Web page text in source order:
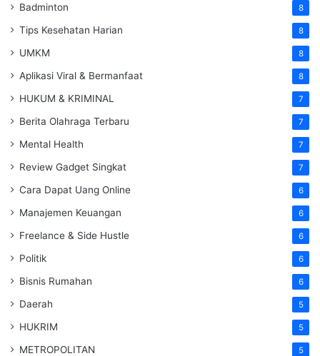
Badminton 8
Tips Kesehatan Harian 8
UMKM 8
Aplikasi Viral & Bermanfaat 8
HUKUM & KRIMINAL 7
Berita Olahraga Terbaru 7
Mental Health 7
Review Gadget Singkat 7
Cara Dapat Uang Online 6
Manajemen Keuangan 6
Freelance & Side Hustle 6
Politik 6
Bisnis Rumahan 6
Daerah 5
HUKRIM 5
METROPOLITAN 5